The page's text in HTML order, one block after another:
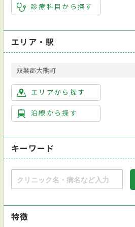
診療科目から探す
エリア・駅
双葉郡大熊町
エリアから探す
沿線から探す
キーワード
特徴